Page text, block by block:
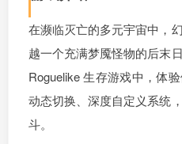
在濒临灭亡的多元宇宙中，
越一个充满梦魇怪物的后末
Roguelike 生存游戏中，体
动态切换、深度自定义系统
斗。